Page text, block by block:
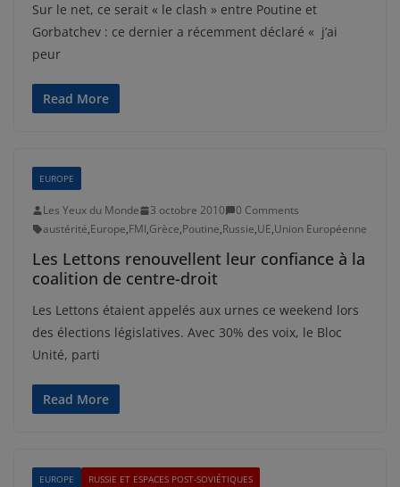
Sur le net, ce serait « le clash » entre Poutine et
Gorbatchev : ce dernier a récemment déclaré « j’ai
peur
Read More
EUROPE
Les Yeux du Monde 3 octobre 2010
0 Comments
austérité,Europe,FMI,Grèce,Poutine,Russie,UE,Union Européenne
Les Lettons renouvellent leur confiance à la
coalition de centre-droit
Les Lettons étaient appelés aux urnes ce weekend lors
des élections législatives. Avec 30% des voix, le Bloc
Unité, parti
Read More
EUROPE RUSSIE ET ESPACES POST-SOVIÉTIQUES